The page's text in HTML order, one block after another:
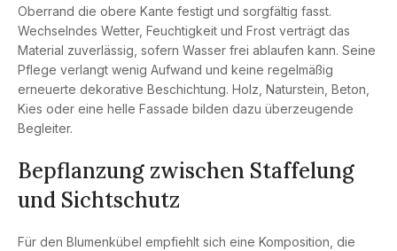
Oberrand die obere Kante festigt und sorgfältig fasst.
Wechselndes Wetter, Feuchtigkeit und Frost verträgt das
Material zuverlässig, sofern Wasser frei ablaufen kann. Seine
Pflege verlangt wenig Aufwand und keine regelmäßig
erneuerte dekorative Beschichtung. Holz, Naturstein, Beton,
Kies oder eine helle Fassade bilden dazu überzeugende
Begleiter.
Bepflanzung zwischen Staffelung
und Sichtschutz
Für den Blumenkübel empfiehlt sich eine Komposition, die